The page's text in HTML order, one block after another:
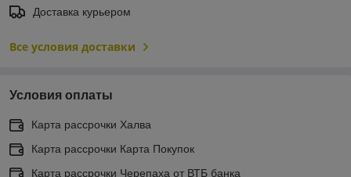
Доставка курьером
Все условия доставки
Условия оплаты
Карта рассрочки Халва
Карта рассрочки Карта Покупок
Карта рассрочки Черепаха от ВТБ банка